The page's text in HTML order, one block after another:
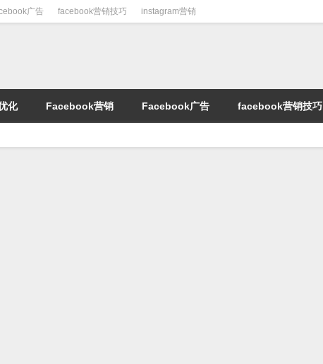
广告 facebook营销技巧 instagram营销
化 Facebook营销 Facebook广告 facebook营销技巧